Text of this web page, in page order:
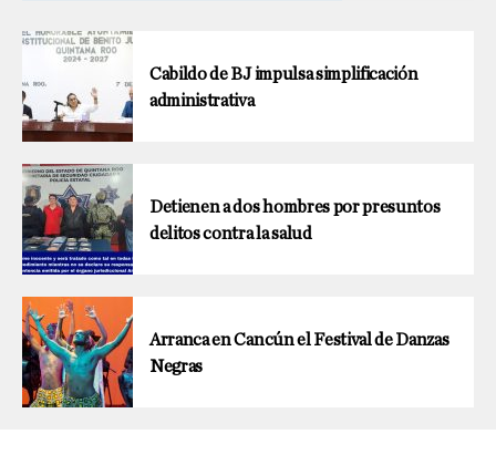
Cabildo de BJ impulsa simplificación
administrativa
Detienen a dos hombres por presuntos
delitos contra la salud
Arranca en Cancún el Festival de Danzas
Negras